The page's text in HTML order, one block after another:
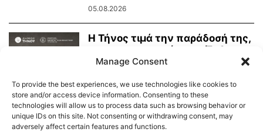
05.08.2026
Η Τήνος τιμά την παράδοσή της,
τη μαρμαροτεχνία της. Έκθεση
Τήνιων...
Manage Consent
To provide the best experiences, we use technologies like cookies to
store and/or access device information. Consenting to these
technologies will allow us to process data such as browsing behavior or
unique IDs on this site. Not consenting or withdrawing consent, may
adversely affect certain features and functions.